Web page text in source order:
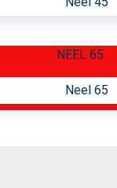
NEEL 65